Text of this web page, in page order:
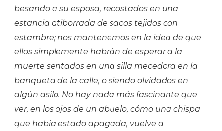
besando a su esposa, recostados en una
estancia atiborrada de sacos tejidos con
estambre; nos mantenemos en la idea de que
ellos simplemente habrán de esperar a la
muerte sentados en una silla mecedora en la
banqueta de la calle, o siendo olvidados en
algún asilo. No hay nada más fascinante que
ver, en los ojos de un abuelo, cómo una chispa
que había estado apagada, vuelve a